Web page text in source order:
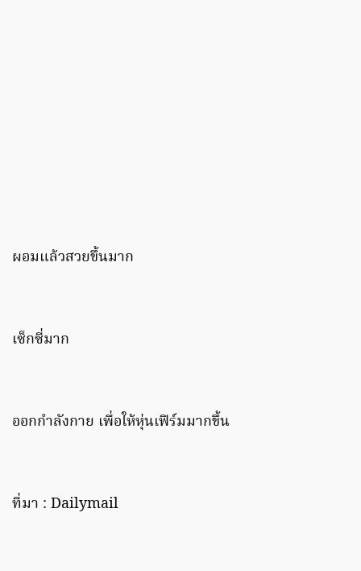
ผอมแล้วสวยขึ้นมาก
เซ็กซี่มาก
ออกกำลังกาย เพื่อให้หุ่นเฟิร์มมากขึ้น
ที่มา : Dailymail